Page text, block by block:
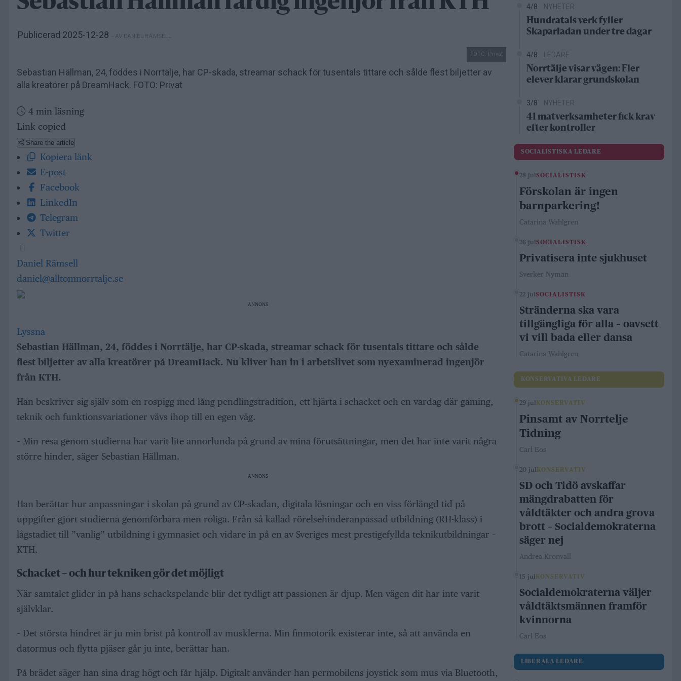
Publicerad 2025-12-28 – AV DANIEL RÄMSELL
FOTO: Privat
Sebastian Hällman, 24, föddes i Norrtälje, har CP-skada, streamar schack för tusentals tittare och sålde flest biljetter av
alla kreatörer på DreamHack. FOTO: Privat
4 min läsning
Link copied
Share the article
Kopiera länk
E-post
Facebook
LinkedIn
Telegram
Twitter
Daniel Rämsell
daniel@alltomnorrtalje.se
ANNONS
Lyssna
Sebastian Hällman, 24, föddes i Norrtälje, har CP-skada, streamar schack för tusentals tittare och sålde
flest biljetter av alla kreatörer på DreamHack. Nu kliver han in i arbetslivet som nyexaminerad ingenjör
från KTH.
Han beskriver sig själv som en rospigg med lång pendlingstradition, ett hjärta i schacket och en vardag där gaming,
teknik och funktionsvariationer vävs ihop till en egen väg.
– Min resa genom studierna har varit lite annorlunda på grund av mina förutsättningar, men det har inte varit några
större hinder, säger Sebastian Hällman.
ANNONS
Han berättar hur anpassningar i skolan på grund av CP-skadan, digitala lösningar och en viss förlängd tid på
uppgifter gjort studierna genomförbara men roliga. Från så kallad rörelsehinderanpassad utbildning (RH-klass) i
lågstadiet till ”vanlig” utbildning i gymnasiet och vidare in på en av Sveriges mest prestigefyllda teknikutbildningar –
KTH.
Schacket – och hur tekniken gör det möjligt
När samtalet glider in på hans schackspelande blir det tydligt att passionen är djup. Men vägen dit har inte varit
självklar.
– Det största hindret är ju min brist på kontroll av musklerna. Min finmotorik existerar inte, så att använda en
datormus och flytta pjäser går ju inte, berättar han.
På brädet säger han sina drag högt och får hjälp. Digitalt använder han permobilens joystick som mus via Bluetooth,
4/8 NYHETER
Hundratals verk fyller
Skaparladan under tre dagar
4/8 LEDARE
Norrtälje visar vägen: Fler
elever klarar grundskolan
3/8 NYHETER
41 matverksamheter fick krav
efter kontroller
SOCIALISTISKA LEDARE
28 julSOCIALISTISK
Förskolan är ingen
barnparkering!
Catarina Wahlgren
26 julSOCIALISTISK
Privatisera inte sjukhuset
Sverker Nyman
22 julSOCIALISTISK
Stränderna ska vara
tillgängliga för alla – oavsett
vi vill bada eller dansa
Catarina Wahlgren
KONSERVATIVA LEDARE
29 jul KONSERVATIV
Pinsamt av Norrtelje
Tidning
Carl Eos
20 jul KONSERVATIV
SD och Tidö avskaffar
mängdrabatten för
våldtäkter och andra grova
brott – Socialdemokraterna
säger nej
Andrea Kronvall
15 jul KONSERVATIV
Socialdemokraterna väljer
våldtäktsmännen framför
kvinnorna
Carl Eos
LIBERALA LEDARE